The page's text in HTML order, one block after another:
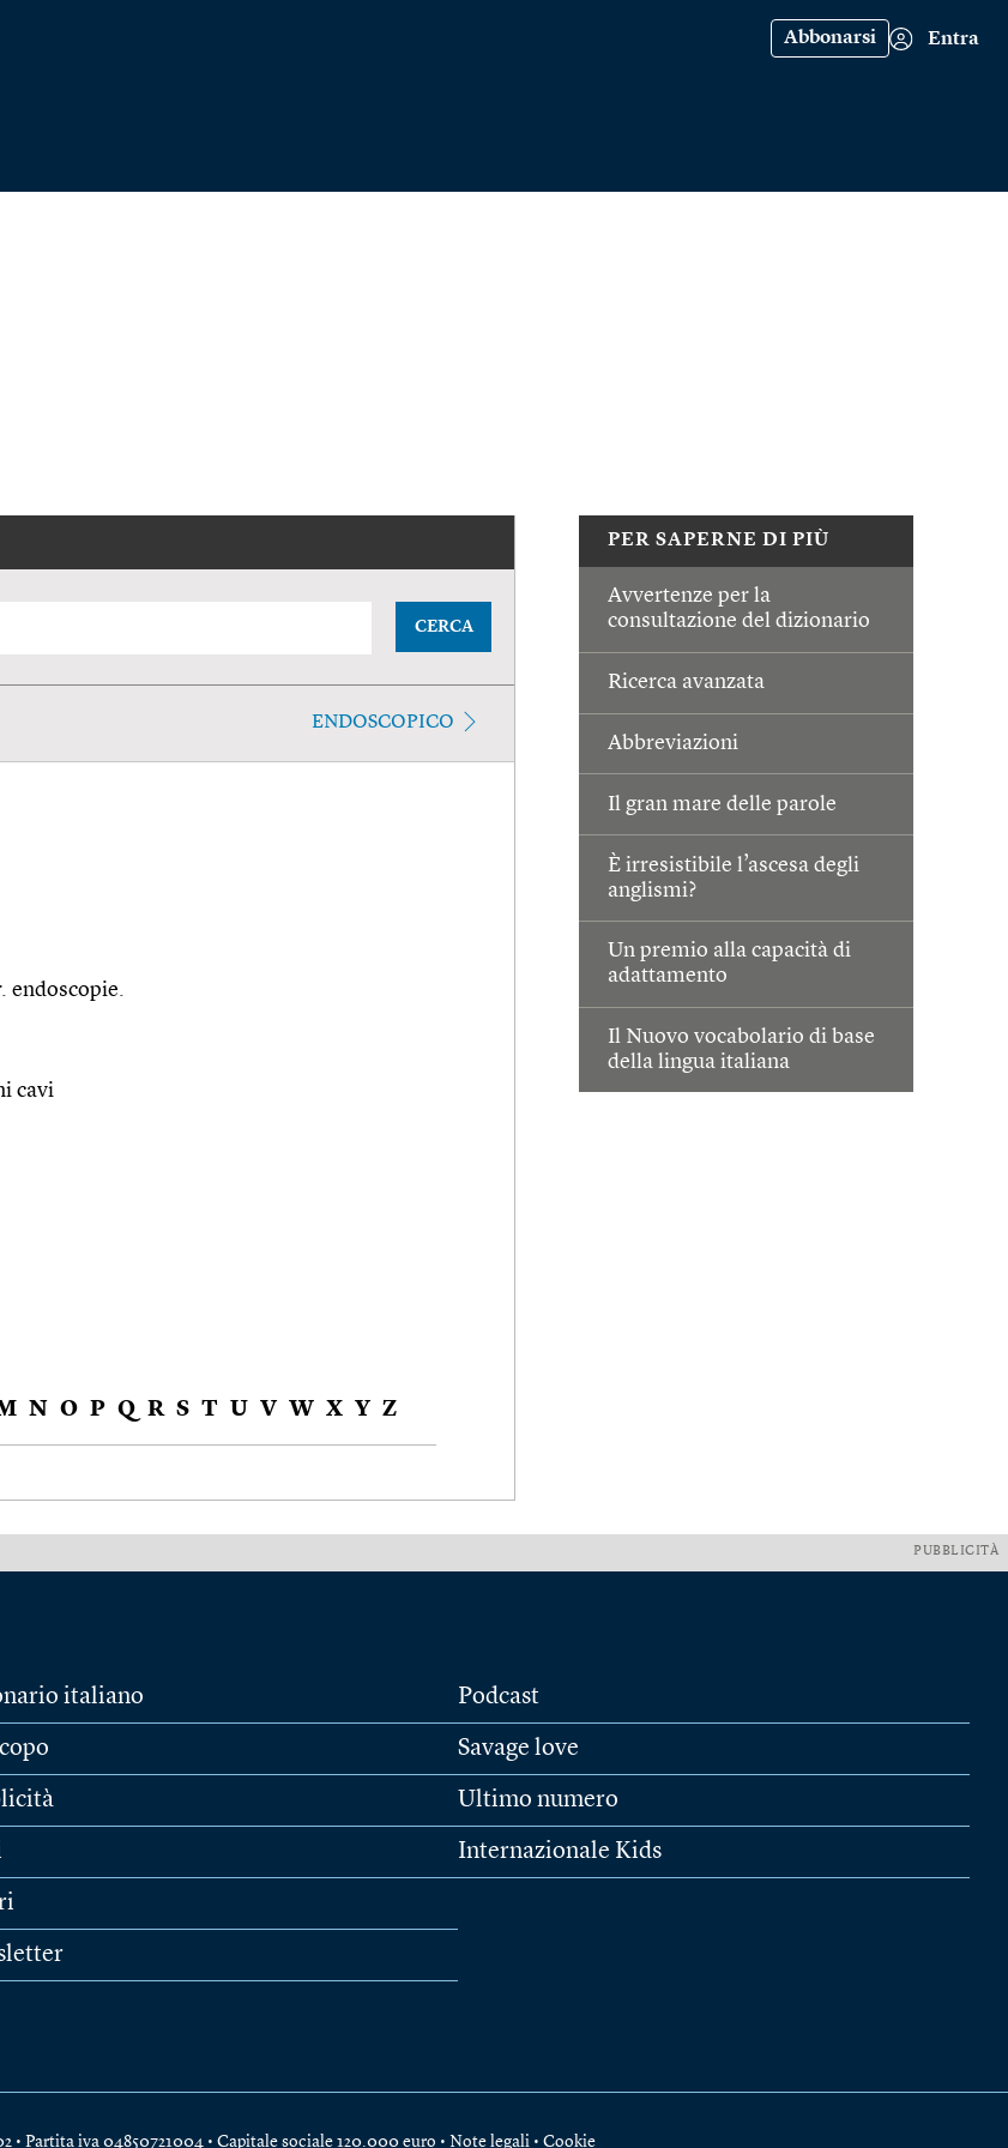
Abbonarsi Entra
PER SAPERNE DI PIÙ
Avvertenze per la
consultazione del dizionario
Ricerca avanzata
Abbreviazioni
Il gran mare delle parole
È irresistibile l’ascesa degli
anglismi?
Un premio alla capacità di
adattamento
Il Nuovo vocabolario di base
della lingua italiana
CERCA
ENDOSCOPICO
endoscopie.
cavi
N O P Q R S T U V W X Y Z
PUBBLICITÀ
italiano Podcast
Savage love
Ultimo numero
Internazionale Kids
Partita iva 04850721004 • Capitale sociale 120.000 euro • Note legali • Cookie